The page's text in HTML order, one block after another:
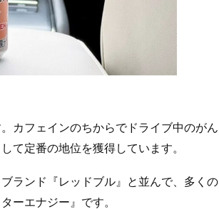
カフェインのちからでドライブ中のがん
て定番の地位を獲得しています。
ランド『レッドブル』と並んで、多くの
ーエナジー』です。